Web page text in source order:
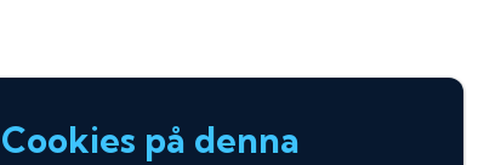
Cookies på denna